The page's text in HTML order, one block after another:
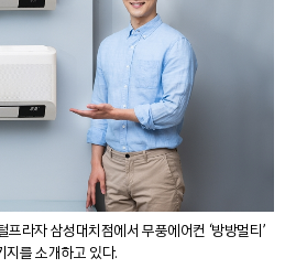
라자 삼성대치점에서 무풍에어컨 ‘방방멀티’
지를 소개하고 있다.